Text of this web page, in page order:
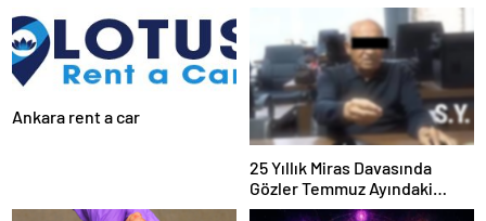
Ankara rent a car
25 Yıllık Miras Davasında
Gözler Temmuz Ayındaki
Karar Duruşmasına Çevrildi